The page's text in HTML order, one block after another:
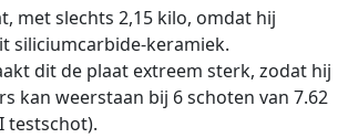
met slechts 2,15 kilo, omdat hij
siliciumcarbide-keramiek.
dit de plaat extreem sterk, zodat hij
kan weerstaan bij 6 schoten van 7.62
testschot).